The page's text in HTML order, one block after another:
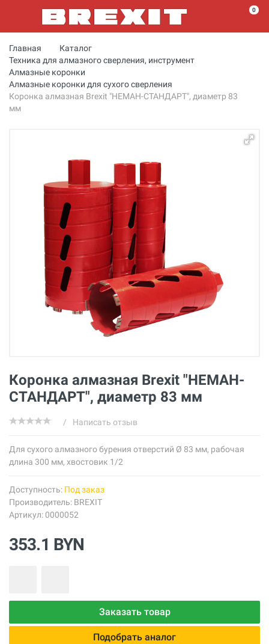
0
Главная
Каталог
Техника для алмазного сверления, инструмент
Алмазные коронки
Алмазные коронки для сухого сверления
Коронка алмазная Brexit "НЕМАН-СТАНДАРТ", диаметр 83
мм
Коронка алмазная Brexit "НЕМАН-
СТАНДАРТ", диаметр 83 мм
/ Написать отзыв
Для сухого алмазного бурения отверстий Ø 83 мм, рабочая
длина 300 мм, хвостовик 1/2
Доступность: Под заказ
Производитель: BREXIT
Артикул: 0000052
353.1 BYN
Заказать товар
Подобрать аналог